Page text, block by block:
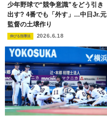
少年野球で“競争意識”をどう引き
出す? 4番でも「外す」...中日Jr.元
監督の土壌作り
伸びる指導法 2026.6.18